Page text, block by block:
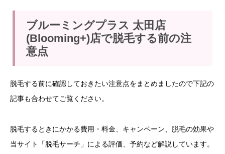
ブルーミングプラス 太田店
(Blooming+)店で脱毛する前の注
意点
脱毛する前に確認しておきたい注意点をまとめましたので下記の
記事も合わせてご覧ください。
脱毛するときにかかる費用・料金、キャンペーン、脱毛の効果や
当サイト「脱毛サーチ」による評価、予約など解説しています。